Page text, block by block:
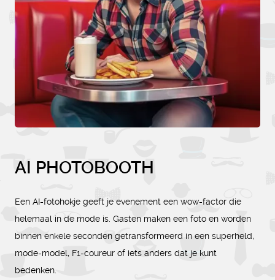
AI PHOTOBOOTH
Een AI-fotohokje geeft je evenement een wow-factor die
helemaal in de mode is. Gasten maken een foto en worden
binnen enkele seconden getransformeerd in een superheld,
mode-model, F1-coureur of iets anders dat je kunt
bedenken.